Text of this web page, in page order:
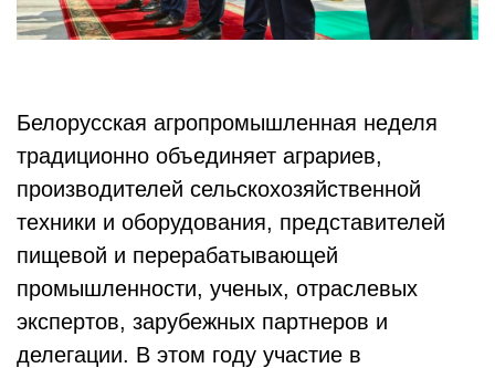
Белорусская агропромышленная неделя
традиционно объединяет аграриев,
производителей сельскохозяйственной
техники и оборудования, представителей
пищевой и перерабатывающей
промышленности, ученых, отраслевых
экспертов, зарубежных партнеров и
делегации. В этом году участие в